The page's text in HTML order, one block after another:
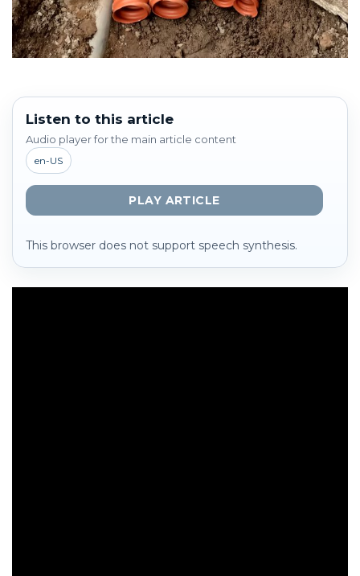
Listen to this article
Audio player for the main article content
en-US
PLAY ARTICLE
This browser does not support speech synthesis.